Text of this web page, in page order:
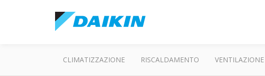
CLIMATIZZAZIONE RISCALDAMENTO VENTILAZIONE